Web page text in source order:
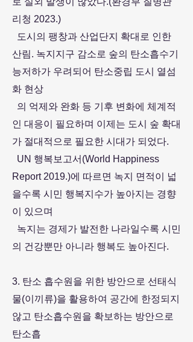
리청 2023.)
도시의 팽창과 산업단지 확대로 인한
산림. 녹지지구 감소로 숲의 탄소흡수기
능저하가 우려되어 탄소중립 도시 열섬
화 현상
의 억제와 완화 등 기후 변화에 체계적
인 대응이 필요하며 이제는 도시 숲 확대
가 절대적으로 필요한 시대가 되었다.
UN 행복보고서(World Happiness
Report 2019.)에 따르면 녹지 면적이 넓
을수록 시민 행복지수가 높아지는 경향
이 있으며
녹지는 경제가 발전한 나라일수록 시민
의 건강뿐만 아니라 행복도 높아진다.
3. 탄소 흡수원을 위한 방안으로 선태식
물(이끼류)을 활용하여 공간에 한정되지
않고 탄소흡수원을 확보하는 방안으로
탄소흡